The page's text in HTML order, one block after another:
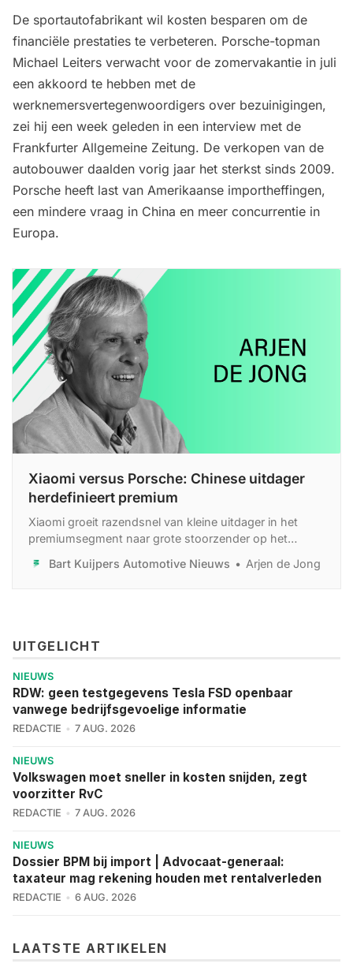
De sportautofabrikant wil kosten besparen om de
financiële prestaties te verbeteren. Porsche-topman
Michael Leiters verwacht voor de zomervakantie in juli
een akkoord te hebben met de
werknemersvertegenwoordigers over bezuinigingen,
zei hij een week geleden in een interview met de
Frankfurter Allgemeine Zeitung. De verkopen van de
autobouwer daalden vorig jaar het sterkst sinds 2009.
Porsche heeft last van Amerikaanse importheffingen,
een mindere vraag in China en meer concurrentie in
Europa.
Xiaomi versus Porsche: Chinese uitdager
herdefinieert premium
Xiaomi groeit razendsnel van kleine uitdager in het
premiumsegment naar grote stoorzender op het
blijft, vergist zich fundamenteel.
Bart Kuijpers Automotive Nieuws Arjen de Jong
UITGELICHT
NIEUWS
RDW: geen testgegevens Tesla FSD openbaar
vanwege bedrijfsgevoelige informatie
REDACTIE 7 AUG. 2026
NIEUWS
Volkswagen moet sneller in kosten snijden, zegt
voorzitter RvC
REDACTIE 7 AUG. 2026
NIEUWS
Dossier BPM bij import | Advocaat-generaal:
taxateur mag rekening houden met rentalverleden
REDACTIE 6 AUG. 2026
LAATSTE ARTIKELEN